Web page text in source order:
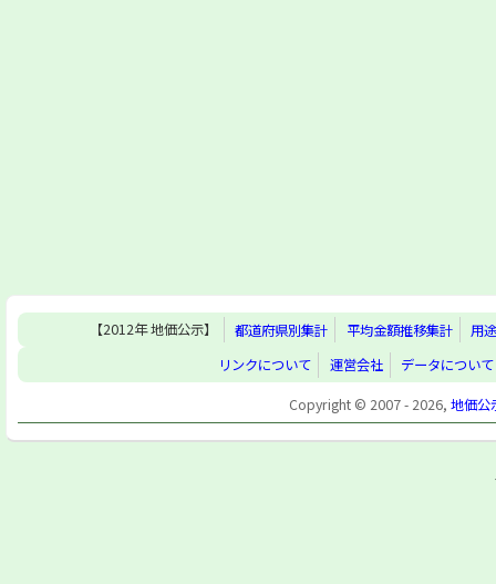
【2012年 地価公示】 都道府県別集計 平均金額推移集計
用
リンクについて
運営会社
データについて
Copyright © 2007 - 2026, 地価公